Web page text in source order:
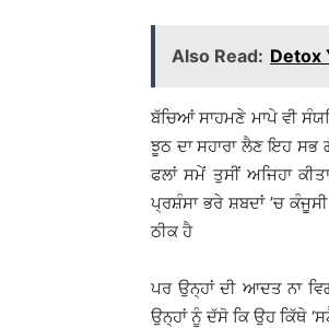
Also Read: Detox
ਬੱਚਿਆਂ ਸਾਹਮਣੇ ਮਾਪੇ ਵੀ
ਝੂਠ ਦਾ ਸਹਾਰਾ ਲੈਣ ਇਹ ਸਭ
ਫਲਾਂ ਸਮੇਂ ਤੁਸੀਂ ਅਜਿਹਾ
ਪ੍ਰਸ਼ੰਸਾ ਭਰੇ ਸ਼ਬਦਾਂ ’ਚ
ਠੀਕ ਹੈ
ਪਰ ਉਨ੍ਹਾਂ ਦੀ ਆਦਤ ਨਾ
ਉਨ੍ਹਾਂ ਨੂੰ ਦੱਸੋ ਕਿ ਉਹ ਕਿੱਥੇ